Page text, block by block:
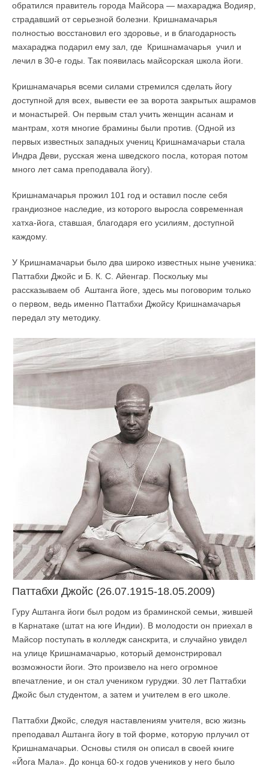
обратился правитель города Майсора — махараджа Водияр,
страдавший от серьезной болезни. Кришнамачарья
полностью восстановил его здоровье, и в благодарность
махараджа подарил ему зал, где Кришнамачарья учил и
лечил в 30-е годы. Так появилась майсорская школа йоги.
Кришнамачарья всеми силами стремился сделать йогу
доступной для всех, вывести ее за ворота закрытых ашрамов
и монастырей. Он первым стал учить женщин асанам и
мантрам, хотя многие брамины были против. (Одной из
первых известных западных учениц Кришнамачарьи стала
Индра Деви, русская жена шведского посла, которая потом
много лет сама преподавала йогу).
Кришнамачарья прожил 101 год и оставил после себя
грандиозное наследие, из которого выросла современная
хатха-йога, ставшая, благодаря его усилиям, доступной
каждому.
У Кришнамачарьи было два широко известных ныне ученика:
Паттабхи Джойс и Б. К. С. Айенгар. Поскольку мы
рассказываем об Аштанга йоге, здесь мы поговорим только
о первом, ведь именно Паттабхи Джойсу Кришнамачарья
передал эту методику.
Паттабхи Джойс (26.07.1915-18.05.2009)
Гуру Аштанга йоги был родом из браминской семьи, жившей
в Карнатаке (штат на юге Индии). В молодости он приехал в
Майсор поступать в колледж санскрита, и случайно увидел
на улице Кришнамачарью, который демонстрировал
возможности йоги. Это произвело на него огромное
впечатление, и он стал учеником гуруджи. 30 лет Паттабхи
Джойс был студентом, а затем и учителем в его школе.
Паттабхи Джойс, следуя наставлениям учителя, всю жизнь
преподавал Аштанга йогу в той форме, которую прлучил от
Кришнамачарьи. Основы стиля он описал в своей книге
«Йога Мала». До конца 60-х годов учеников у него было